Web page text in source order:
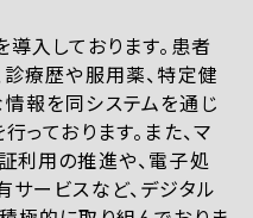
入しております。患者
療歴や服用薬、特定健
報を同システムを通じ
っております。また、マ
利用の推進や、電子処
ービスなど、デジタル